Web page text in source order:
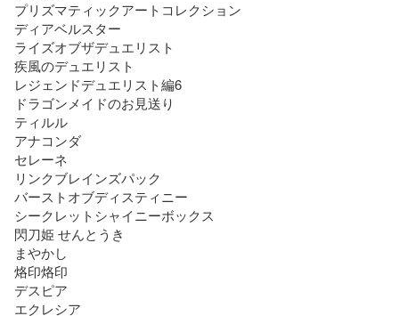
プリズマティックアートコレクション
ディアベルスター
ライズオブザデュエリスト
疾風のデュエリスト
レジェンドデュエリスト編6
ドラゴンメイドのお見送り
ティルル
アナコンダ
セレーネ
リンクブレインズパック
バーストオブディスティニー
シークレットシャイニーボックス
閃刀姫 せんとうき
まやかし
烙印烙印
デスピア
エクレシア